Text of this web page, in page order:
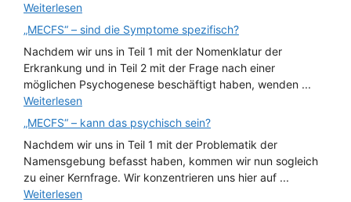
Weiterlesen
„MECFS“ – sind die Symptome spezifisch?
Nachdem wir uns in Teil 1 mit der Nomenklatur der
Erkrankung und in Teil 2 mit der Frage nach einer
möglichen Psychogenese beschäftigt haben, wenden ...
Weiterlesen
„MECFS“ – kann das psychisch sein?
Nachdem wir uns in Teil 1 mit der Problematik der
Namensgebung befasst haben, kommen wir nun sogleich
zu einer Kernfrage. Wir konzentrieren uns hier auf ...
Weiterlesen